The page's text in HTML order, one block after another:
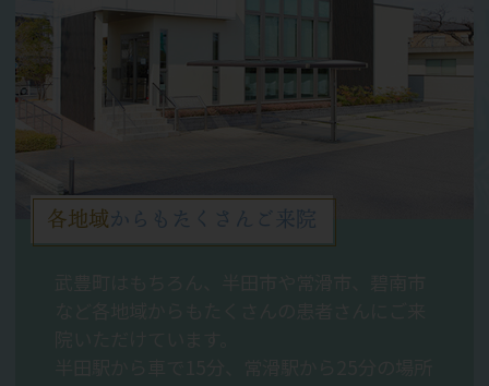
各地域からもたくさんご来院